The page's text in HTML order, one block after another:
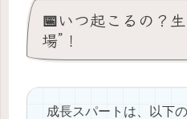
📅いつ起こるの？
場”！
成長スパートは、以下